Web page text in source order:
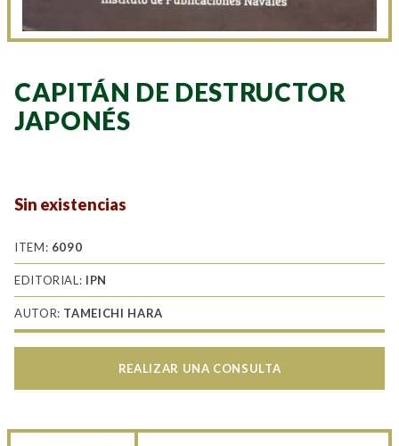
CAPITÁN DE DESTRUCTOR
JAPONÉS
Sin existencias
ITEM: 6090
EDITORIAL: IPN
AUTOR: TAMEICHI HARA
REALIZAR UNA CONSULTA